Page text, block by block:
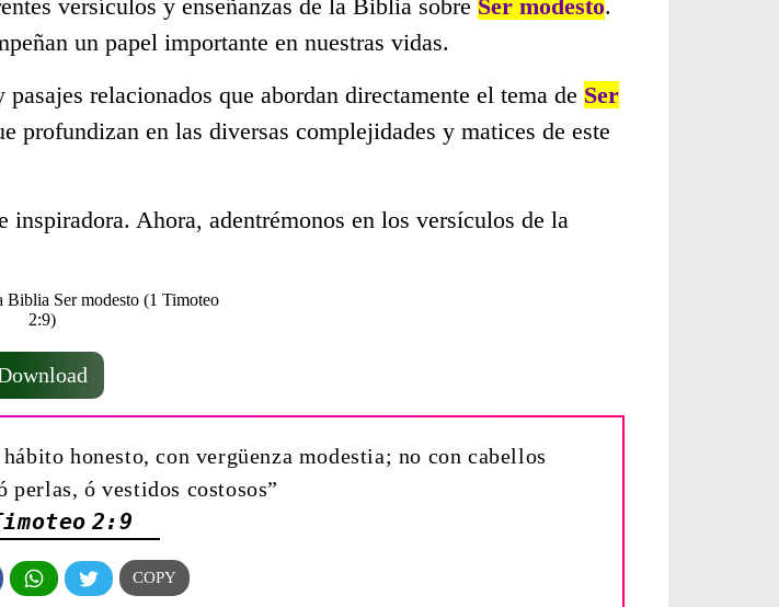
versículos y enseñanzas de la Biblia sobre Ser modesto.
un papel importante en nuestras vidas.
relacionados que abordan directamente el tema de Ser
profundizan en las diversas complejidades y matices de este
Ahora, adentrémonos en los versículos de la
honesto, con vergüenza modestia; no con cabellos
perlas, ó vestidos costosos”
2:9